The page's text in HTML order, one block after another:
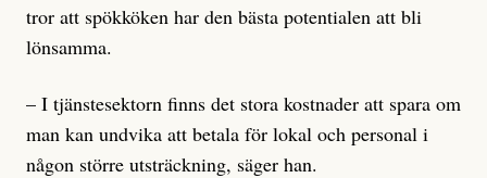
tror att spökköken har den bästa potentialen att bli
lönsamma.
– I tjänstesektorn finns det stora kostnader att spara om
man kan undvika att betala för lokal och personal i
någon större utsträckning, säger han.